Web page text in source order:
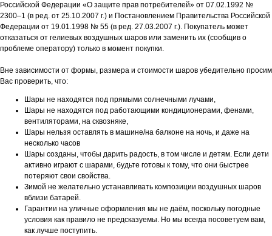
Российской Федерации «О защите прав потребителей» от 07.02.1992 №
2300–1 (в ред. от 25.10.2007 г.) и Постановлением Правительства Российской
Федерации от 19.01.1998 № 55 (в ред. 27.03.2007 г.). Покупатель может
отказаться от гелиевых воздушных шаров или заменить их (сообщив о
проблеме оператору) только в момент покупки.
Вне зависимости от формы, размера и стоимости шаров убедительно просим
Вас проверить, что:
Шары не находятся под прямыми солнечными лучами,
Шары не находятся под работающими кондиционерами, фенами,
вентиляторами, на сквозняке,
Шары нельзя оставлять в машине/на балконе на ночь, и даже на
несколько часов
Шары созданы, чтобы дарить радость, в том числе и детям. Если дети
активно играют с шарами, будьте готовы к тому, что они быстрее
потеряют свои свойства.
Зимой не желательно устанавливать композиции воздушных шаров
вблизи батарей.
Гарантии на уличные оформления мы не даём, поскольку погодные
условия как правило не предсказуемы. Но мы всегда посоветуем вам,
как лучше поступить.